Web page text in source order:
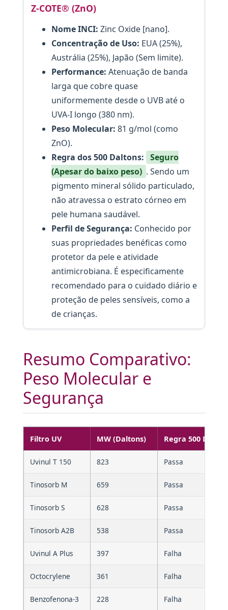
Z-COTE® (ZnO)
Nome INCI: Zinc Oxide [nano].
Concentração de Uso: EUA (25%),
Austrália (25%), Japão (Sem limite).
Performance: Atenuação de banda
larga que cobre quase
uniformemente desde o UVB até o
UVA-I longo (380 nm).
Peso Molecular: 81 g/mol (como
ZnO).
Regra dos 500 Daltons: Seguro
(Apesar do baixo peso) . Sendo um
pigmento mineral sólido particulado,
não atravessa o estrato córneo em
pele humana saudável.
Perfil de Segurança: Conhecido por
suas propriedades benéficas como
protetor da pele e atividade
antimicrobiana. É especificamente
recomendado para o cuidado diário e
proteção de peles sensíveis, como a
de crianças.
Resumo Comparativo:
Peso Molecular e
Segurança
Filtro UV MW (Daltons) Regra 500 Da
Uvinul T 150 823 Passa
Tinosorb M 659 Passa
Tinosorb S 628 Passa
Tinosorb A2B 538 Passa
Uvinul A Plus 397 Falha
Octocrylene 361 Falha
Benzofenona-3 228 Falha